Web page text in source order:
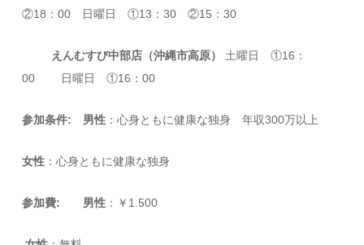
②18：00 日曜日 ①13：30 ②15：30
えんむすび中部店（沖縄市高原）
土曜日 ①16：
00 日曜日 ①16：00
参加条件: 男性 ：心身ともに健康な独身 年収300万以上
女性 ：心身ともに健康な独身
参加費: 男性 ：￥1.500